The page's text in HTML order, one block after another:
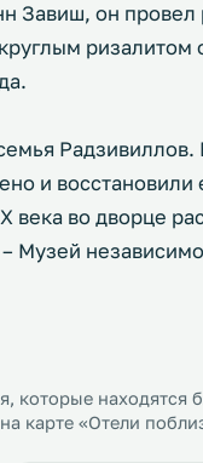
Завиш, он
ризалитом
и восстановили
века во дворце
Музей
находятся
карте «Отели